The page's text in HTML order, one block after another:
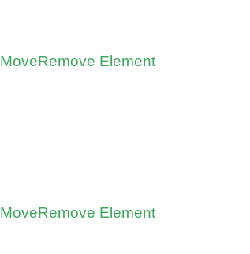
MoveRemove Element
MoveRemove Element